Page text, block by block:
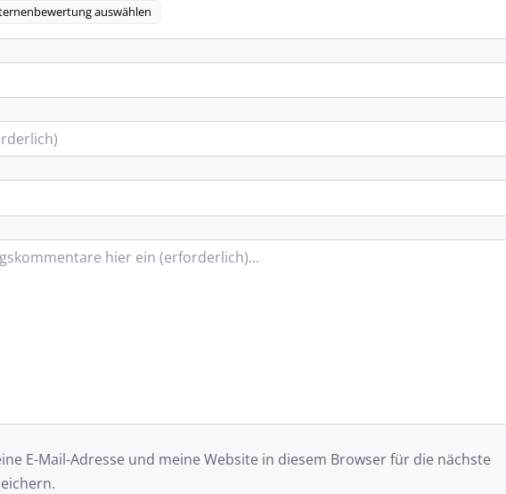
auswählen
E-Mail-Adresse und meine Website in diesem Browser für die nächste